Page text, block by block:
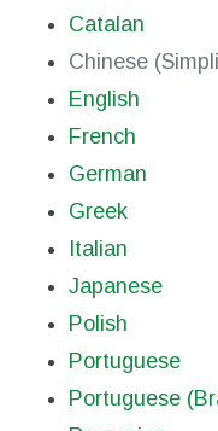
Catalan
Chinese
English
French
German
Greek
Italian
Japanese
Polish
Portuguese
Portuguese